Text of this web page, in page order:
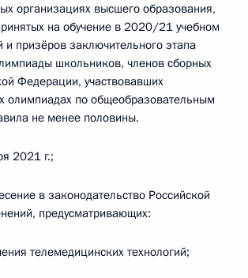
организациях высшего образования,
на обучение в 2020/21 учебном
и призёров заключительного этапа
школьников, членов сборных
Федерации, участвовавших
олимпиадах по общеобразовательным
не менее половины.
2021 г.;
в законодательство Российской
предусматривающих:
телемедицинских технологий;